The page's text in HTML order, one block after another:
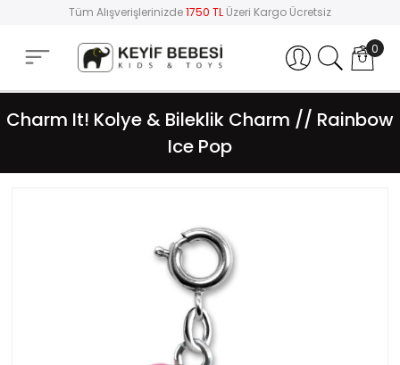
Tüm Alışverişlerinizde1750 TL Üzeri Kargo Ücretsiz
Hesabım 0
Charm It! Kolye & Bileklik Charm // Rainbow
Ice Pop